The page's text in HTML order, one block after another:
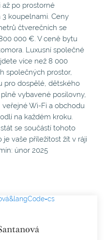
po prostorné
koupelnami. Ceny
čtverečních se
000 €. V ceně bytu
Luxusní společné
více než 8 000
společných prostor,
pro dospělé, dětského
vybavené posilovny,
Wi-Fi a obchodu
na každém kroku.
se součástí tohoto
vaše příležitost žít v ráji
únor 2025